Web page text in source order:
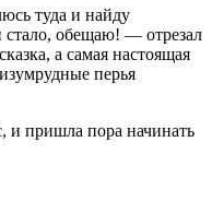
туда и найду
обещаю! — отрезал
а самая настоящая
перья
и пришла пора начинать